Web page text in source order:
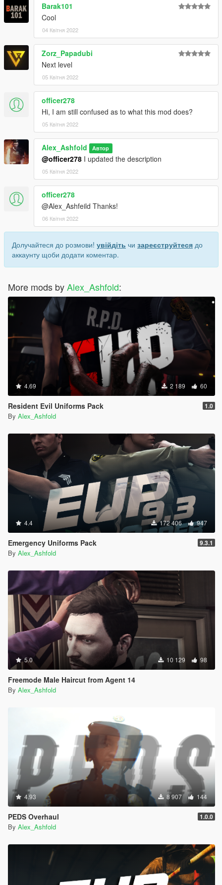
Barak101
Cool
04 Квітня 2022
Zorz_Papadubi
Next level
05 Квітня 2022
officer278
Hi, I am still confused as to what this mod does?
05 Квітня 2022
Alex_Ashfold Автор
@officer278 I updated the description
05 Квітня 2022
officer278
@Alex_Ashfeild Thanks!
06 Квітня 2022
Долучайтеся до розмови! увійдіть чи зареєструйтеся до
аккаунту щоби додати коментар.
More mods byAlex_Ashfold:
4.69 2 189 60
Resident Evil Uniforms Pack 1.0
By Alex_Ashfold
4.4 172 406 947
Emergency Uniforms Pack 9.3.1
By Alex_Ashfold
5.0 10 129 98
Freemode Male Haircut from Agent 14
By Alex_Ashfold
4.93 8 907 144
PEDS Overhaul 1.0.0
By Alex_Ashfold